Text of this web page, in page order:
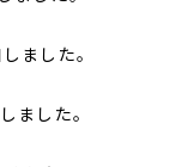
ました。
ました。